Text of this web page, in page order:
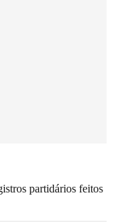
partidários feitos